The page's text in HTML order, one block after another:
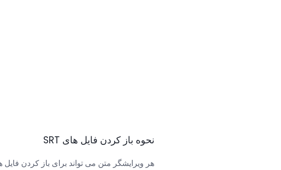
نحوه باز کردن فایل های SRT